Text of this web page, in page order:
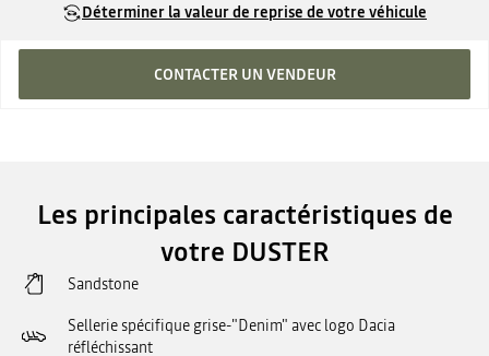
Déterminer la valeur de reprise de votre véhicule
CONTACTER UN VENDEUR
Les principales caractéristiques de
votre DUSTER
Sandstone
Sellerie spécifique grise-"Denim" avec logo Dacia
réfléchissant